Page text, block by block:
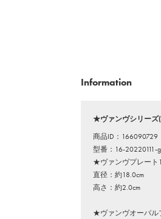
Information
★ヴァンヴシリーズ
商品ID：166090729
型番：16-20220111-g
★ヴァンヴプレート
直径：約18.0cm
高さ：約2.0cm
★ヴァンヴオーバル